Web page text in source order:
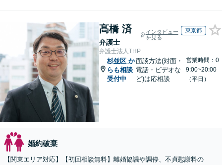
髙橋 済
弁護士
インタビュー
を見る
東京都
弁護士法人THP
杉並区 か
らも相談
受付中
面談方法(対面・
電話・ビデオな
ど)は応相談
営業時間：0
9:00~20:00
（平日）
婚約破棄
【関東エリア対応】【初回相談無料】離婚協議や調停、不貞慰謝料の